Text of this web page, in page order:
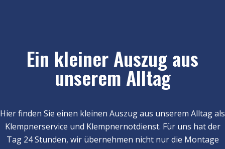
Ein kleiner Auszug aus
unserem Alltag
Hier finden Sie einen kleinen Auszug aus unserem Alltag als
Klempnerservice und Klempnernotdienst. Für uns hat der
Tag 24 Stunden, wir übernehmen nicht nur die Montage